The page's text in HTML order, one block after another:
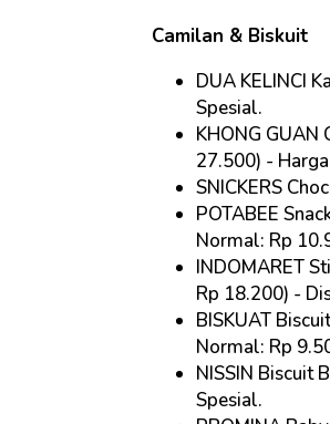
Camilan & Biskuit
DUA KELINCI
Spesial.
KHONG
27.500) -
SNICKERS
POTABEE
Normal: Rp
INDOMARET
Rp 18.200) -
BISKUAT
Normal: Rp
NISSIN Biscuit
Spesial.